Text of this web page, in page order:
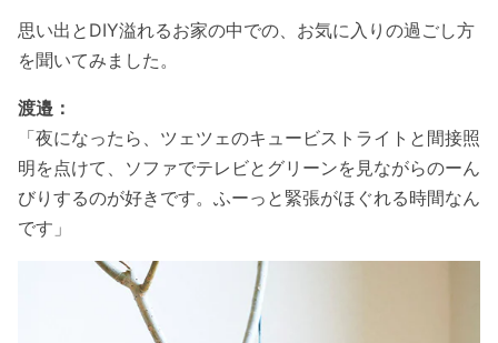
思い出とDIY溢れるお家の中での、お気に入りの過ごし方
を聞いてみました。
渡邉：
「夜になったら、ツェツェのキュービストライトと間接照
明を点けて、ソファでテレビとグリーンを見ながらのーん
びりするのが好きです。ふーっと緊張がほぐれる時間なん
です」